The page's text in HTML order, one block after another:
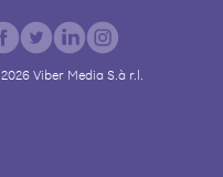
2026Viber Media S.à r.l.